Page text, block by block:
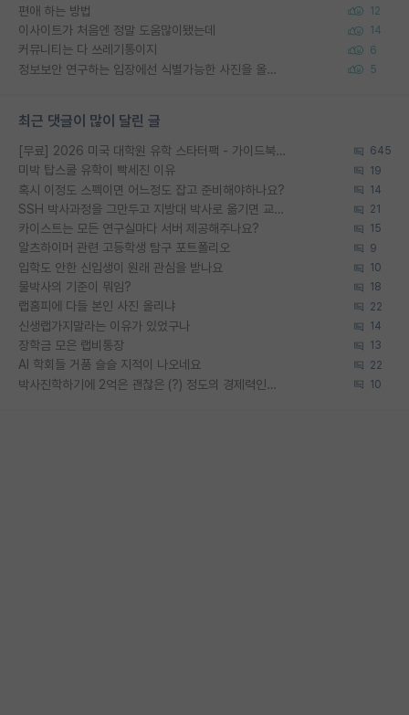
편애 하는 방법 12
이사이트가 처음엔 정말 도움많이됐는데 14
커뮤니티는 다 쓰레기통이지 6
정보보안 연구하는 입장에선 식별가능한 사진을 올리는건 비추이긴함 5
최근 댓글이 많이 달린 글
[무료] 2026 미국 대학원 유학 스타터팩 - 가이드북 & 합격자 컨택메일 템플릿 645
미박 탑스쿨 유학이 빡세진 이유 19
혹시 이정도 스펙이면 어느정도 잡고 준비해야하나요? 14
SSH 박사과정을 그만두고 지방대 박사로 옮기면 교수의 꿈은 끝일까요? 21
카이스트는 모든 연구실마다 서버 제공해주나요? 15
알츠하이머 관련 고등학생 탐구 포트폴리오 9
입학도 안한 신입생이 원래 관심을 받나요 10
물박사의 기준이 뭐임? 18
랩홈피에 다들 본인 사진 올리냐 22
신생랩가지말라는 이유가 있었구나 14
장학금 모은 랩비통장 13
AI 학회들 거품 슬슬 지적이 나오네요 22
박사진학하기에 2억은 괜찮은 (?) 정도의 경제력인가요 10